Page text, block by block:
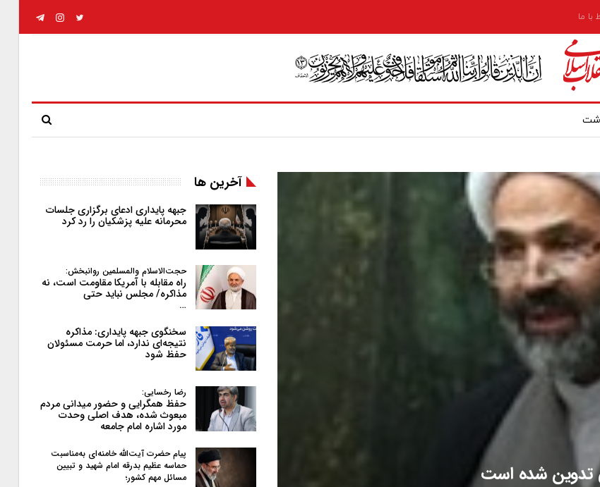
با ما
آخرین ها
جبهه پایداری ادعای برگزاری جلسات
محرمانه علیه پزشکیان را رد کرد
حجت‌الاسلام والمسلمین روانبخش:
راه مقابله با آمریکا مقاومت است، نه
مذاکره/ مجلس نباید حتی
…
سخنگوی جبهه پایداری: مذاکره
نتیجه‌ای ندارد، اما حرمت مسئولان
حفظ شود
رضا رخسایی:
حفظ همگرایی و حضور میدانی مردم
مبعوث شده، هدف اصلی وحدت
مورد اشاره امام جامعه
پیام حضرت آیت‌الله خامنه‌ای به‌مناسبت
حماسه عظیم بدرقه امام شهید و تبیین
مسائل مهم کشور؛